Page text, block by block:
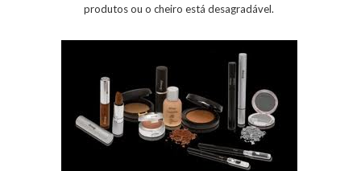
produtos ou o cheiro está desagradável.